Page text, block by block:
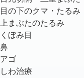
目の下のクマ・たるみ
上まぶたのたるみ
くぼみ目
鼻
アゴ
しわ治療